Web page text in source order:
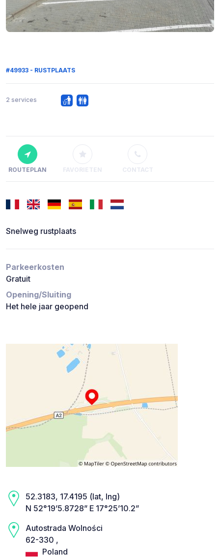
#49933 - RUSTPLAATS
2 services
ROUTEPLAN FAVORIETEN CONTACT
Snelweg rustplaats
Parkeerkosten
Gratuit
Opening/Sluiting
Het hele jaar geopend
52.3183, 17.4195 (lat, lng)
N 52°19’5.8728” E 17°25’10.2”
Autostrada Wolności
62-330 ,
Poland